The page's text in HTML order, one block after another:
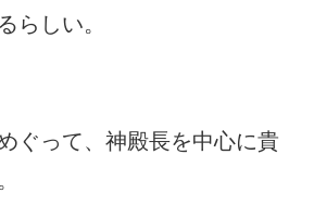
らしい。
ぐって、神殿長を中心に貴